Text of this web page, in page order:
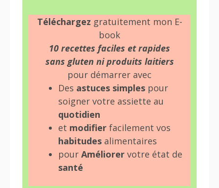
Téléchargez gratuitement mon E-
book
10 recettes faciles et rapides
sans gluten ni produits laitiers
pour démarrer avec
Des astuces simples pour
soigner votre assiette au
quotidien
et modifier facilement vos
habitudes alimentaires
pour Améliorer votre état de
santé